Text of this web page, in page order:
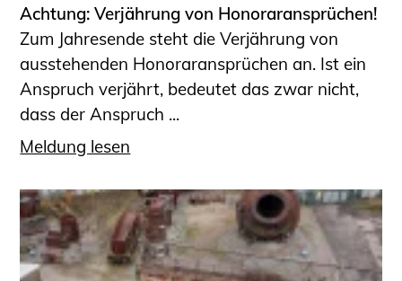
Presse
Kontakt und Anfahrt
Impressum
Datenschutz
Ingenieurakademie West
Achtung: Verjährung von Honoraransprüchen!
Zum Jahresende steht die Verjährung von
ausstehenden Honoraransprüchen an. Ist ein
Anspruch verjährt, bedeutet das zwar nicht,
dass der Anspruch ...
Meldung lesen